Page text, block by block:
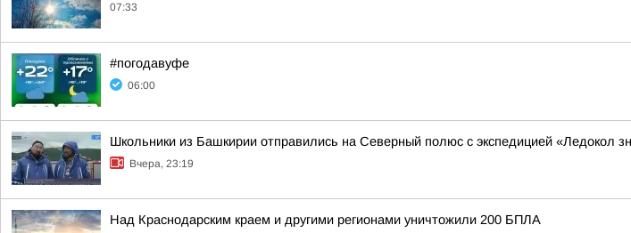
07:33
#погодавуфе
06:00
Школьники из Башкирии отправились на Северный полюс с экспедицией «Ледокол
Вчера, 23:19
Над Краснодарским краем и другими регионами уничтожили 200 БПЛА